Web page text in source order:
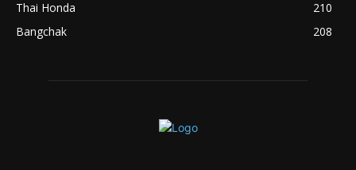
Thai Honda
210
Bangchak
208